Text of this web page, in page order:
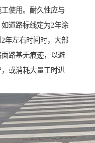
使用。耐久性应与
道路标线定为2年涂
年左右时间时，大部
路基无痕迹，以避
或消耗大量工时进